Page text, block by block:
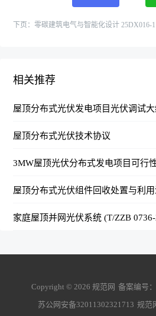
下页： 零碳建筑电气与智能化设计 25DX016-1
相关推荐
屋顶分布式光伏发电项目光伏调试大
屋顶分布式光伏技术协议
3MW屋顶光伏分布式发电项目可行
家庭屋顶并网光伏系统 (T/ZZB
Copyright © 2026 规范网 备案编号：
苏公网安备32011302321713 规范